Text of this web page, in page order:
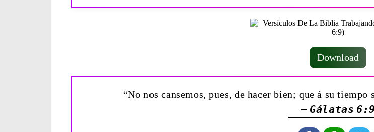
Download
“No nos cansemos, pues, de hacer bien; que á su
— Gálatas 6:9